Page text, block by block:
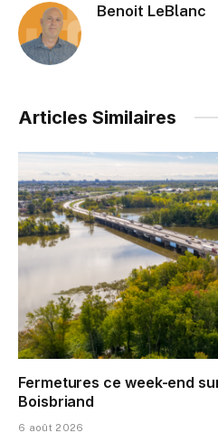
Benoit LeBlanc
Articles Similaires
Fermetures ce week-end
Boisbriand
6 août 2026